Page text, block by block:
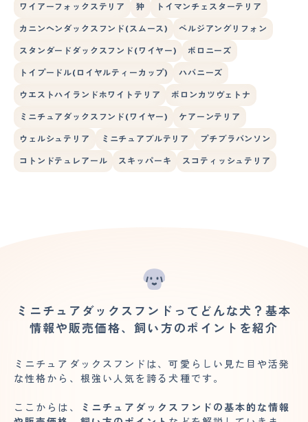
ワイアーフォックステリア 狆 トイマンチェスターテリア
カニンヘンダックスフンド(スムース) ベルジアングリフォン
スタンダードダックスフンド(ワイヤー) ボロニーズ
トイプードル(ロイヤルティーカップ) ハバニーズ
ウエストハイランドホワイトテリア ボロンカツヴェトナ
ミニチュアダックスフンド(ワイヤー) ケアーンテリア
ウェルシュテリア ミニチュアブルテリア プチブラバンソン
コトンドテュレアール スキッパーキ スコティッシュテリア
ミニチュアダックスフンドってどんな犬？基本
情報や販売価格、飼い方のポイントを紹介
ミニチュアダックスフンドは、可愛らしい見た目や活発
な性格から、根強い人気を誇る犬種です。
ここからは、
ミニチュアダックスフンドの基本的な情報